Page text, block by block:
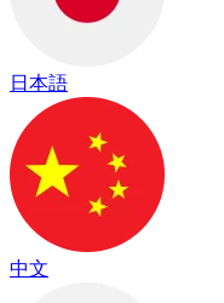
日本語
中文